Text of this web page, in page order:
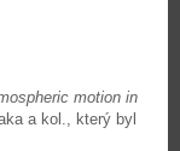
motion in
a kol., který byl